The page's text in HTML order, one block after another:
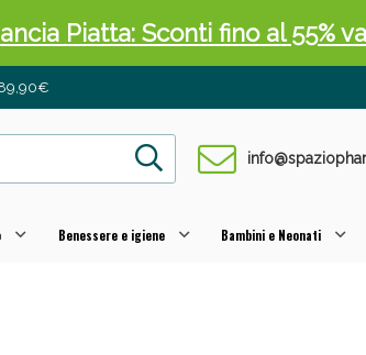
Benessere e igiene Bambini e Neonati
Piatta: Sconti fino al 55%